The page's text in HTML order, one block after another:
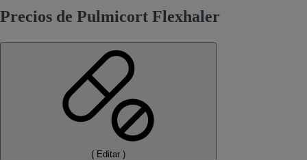
Precios de Pulmicort Flexhaler
( Editar )